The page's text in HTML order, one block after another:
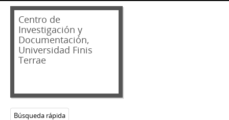
Centro de
Investigación y
Documentación,
Universidad Finis
Terrae
Búsqueda rápida
04 - Hemeroteca
AB - Andrés Bello: Revista de Literatura y Arte
C - Contrapunto. Periodismo universitario
CEP - Cuadernos de Educación Popular